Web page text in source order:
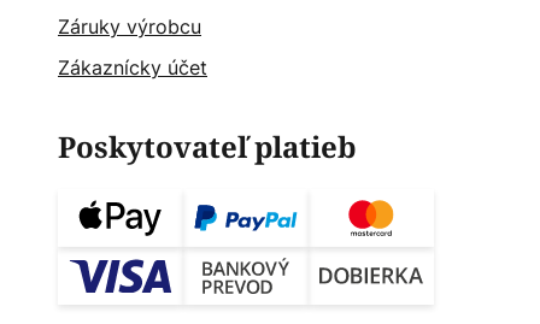
Záruky výrobcu
Zákaznícky účet
Poskytovateľ platieb